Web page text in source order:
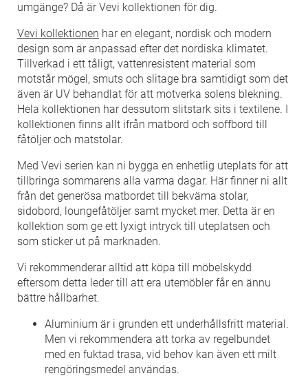
umgänge? Då är Vevi kollektionen för dig.
Vevi kollektionen har en elegant, nordisk och modern
design som är anpassad efter det nordiska klimatet.
Tillverkad i ett tåligt, vattenresistent material som
motstår mögel, smuts och slitage bra samtidigt som det
även är UV behandlat för att motverka solens blekning.
Hela kollektionen har dessutom slitstark sits i textilene. I
kollektionen finns allt ifrån matbord och soffbord till
fåtöljer och matstolar.
Med Vevi serien kan ni bygga en enhetlig uteplats för att
tillbringa sommarens alla varma dagar. Här finner ni allt
från det generösa matbordet till bekväma stolar,
sidobord, loungefåtöljer samt mycket mer. Detta är en
kollektion som ge ett lyxigt intryck till uteplatsen och
som sticker ut på marknaden.
Vi rekommenderar alltid att köpa till möbelskydd
eftersom detta leder till att era utemöbler får en ännu
bättre hållbarhet.
Aluminium är i grunden ett underhållsfritt material.
Men vi rekommendera att torka av regelbundet
med en fuktad trasa, vid behov kan även ett milt
rengöringsmedel användas.